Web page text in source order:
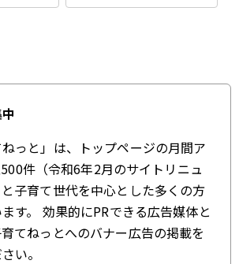
ねっと」は、トップページの月間ア
件（令和6年2月のサイトリニュ
子育て世代を中心とした多くの方
す。 効果的にPRできる広告媒体と
てねっとへのバナー広告の掲載を
い。